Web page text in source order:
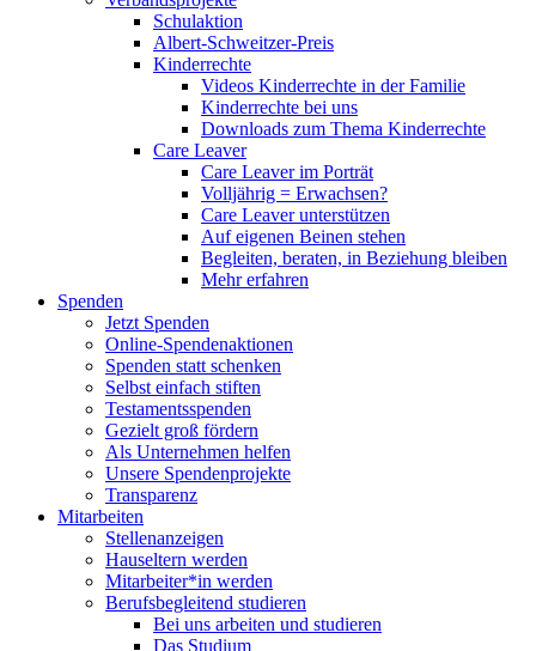
Schulaktion
Albert-Schweitzer-Preis
Kinderrechte
Videos Kinderrechte in der Familie
Kinderrechte bei uns
Downloads zum Thema Kinderrechte
Care Leaver
Care Leaver im Porträt
Volljährig = Erwachsen?
Care Leaver unterstützen
Auf eigenen Beinen stehen
Begleiten, beraten, in Beziehung bleiben
Mehr erfahren
Spenden
Jetzt Spenden
Online-Spendenaktionen
Spenden statt schenken
Selbst einfach stiften
Testamentsspenden
Gezielt groß fördern
Als Unternehmen helfen
Unsere Spendenprojekte
Transparenz
Mitarbeiten
Stellenanzeigen
Hauseltern werden
Mitarbeiter*in werden
Berufsbegleitend studieren
Bei uns arbeiten und studieren
Das Studium